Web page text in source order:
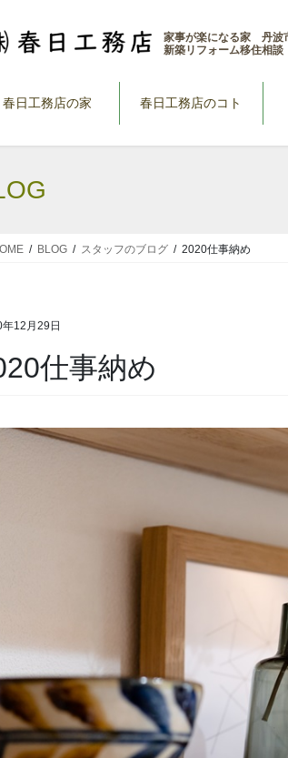
家事が楽になる家 丹波
新築リフォーム移住相談
春日工務店の家 春日工務店のコト
BLOG スタッフのブログ 2020仕事納め
12月29日
仕事納め